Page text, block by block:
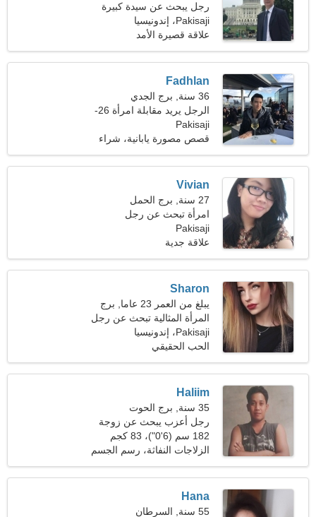
رجل يبحث عن سيدة كبيرة
Pakisaji، إندونيسيا
علاقة قصيرة الأمد
Fadhlan
36 سنة, برج الجدي
الرجل يريد مقابلة امرأة 26-
33
Pakisaji
قصص مصورة يابانية، شراء
Vivian
27 سنة, برج الحمل
امرأة تبحث عن رجل
Pakisaji
علاقة جدية
Sharon
يبلغ من العمر 23 عاما, برج
العقرب
المرأة المثالية تبحث عن رجل
Pakisaji، إندونيسيا
الحب الحقيقي
Haliim
35 سنة, برج الحوت
رجل أعزب يبحث عن زوجة
23-33
182 سم (6'0")، 83 كجم
(182 رطلا)
الزلاجات النفاثة، رسم الجسم
Hana
55 سنة, السرطان